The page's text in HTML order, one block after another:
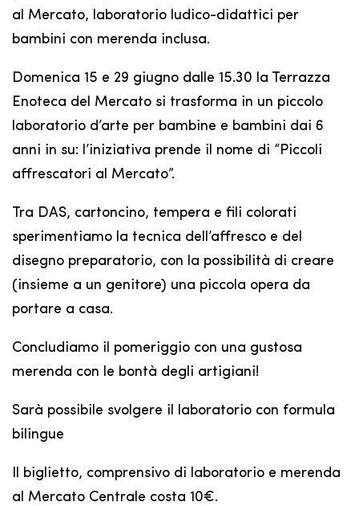
al Mercato, laboratorio ludico-didattici per
bambini con merenda inclusa.
Domenica 15 e 29 giugno dalle 15.30 la Terrazza
Enoteca del Mercato si trasforma in un piccolo
laboratorio d’arte per bambine e bambini dai 6
anni in su: l’iniziativa prende il nome di “Piccoli
affrescatori al Mercato”.
Tra DAS, cartoncino, tempera e fili colorati
sperimentiamo la tecnica dell’affresco e del
disegno preparatorio, con la possibilità di creare
(insieme a un genitore) una piccola opera da
portare a casa.
Concludiamo il pomeriggio con una gustosa
merenda con le bontà degli artigiani!
Sarà possibile svolgere il laboratorio con formula
bilingue
Il biglietto, comprensivo di laboratorio e merenda
al Mercato Centrale costa 10€.